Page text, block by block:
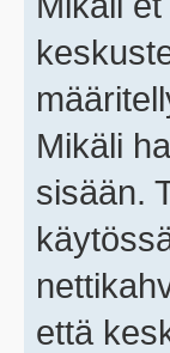
Mikäli
sisään.
että